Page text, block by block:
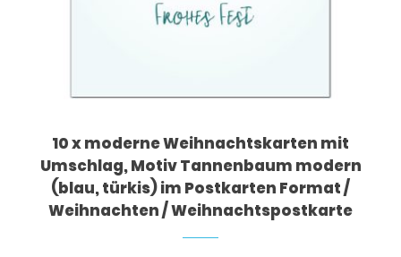
10 x moderne Weihnachtskarten mit
Umschlag, Motiv Tannenbaum modern
(blau, türkis) im Postkarten Format /
Weihnachten / Weihnachtspostkarte